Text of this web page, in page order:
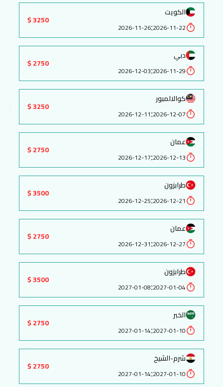
الكويت
2026-11-22
:
2026-11-26
3250 $
دبي
2026-11-29
:
2026-12-03
2750 $
كوالالمبور
2026-12-07
:
2026-12-11
3250 $
عمان
2026-12-13
:
2026-12-17
2750 $
طرابزون
2026-12-21
:
2026-12-25
3500 $
عمان
2026-12-27
:
2026-12-31
2750 $
طرابزون
2027-01-04
:
2027-01-08
3500 $
الخبر
2027-01-10
:
2027-01-14
2750 $
شرم-الشيخ
2027-01-10
:
2027-01-14
2750 $